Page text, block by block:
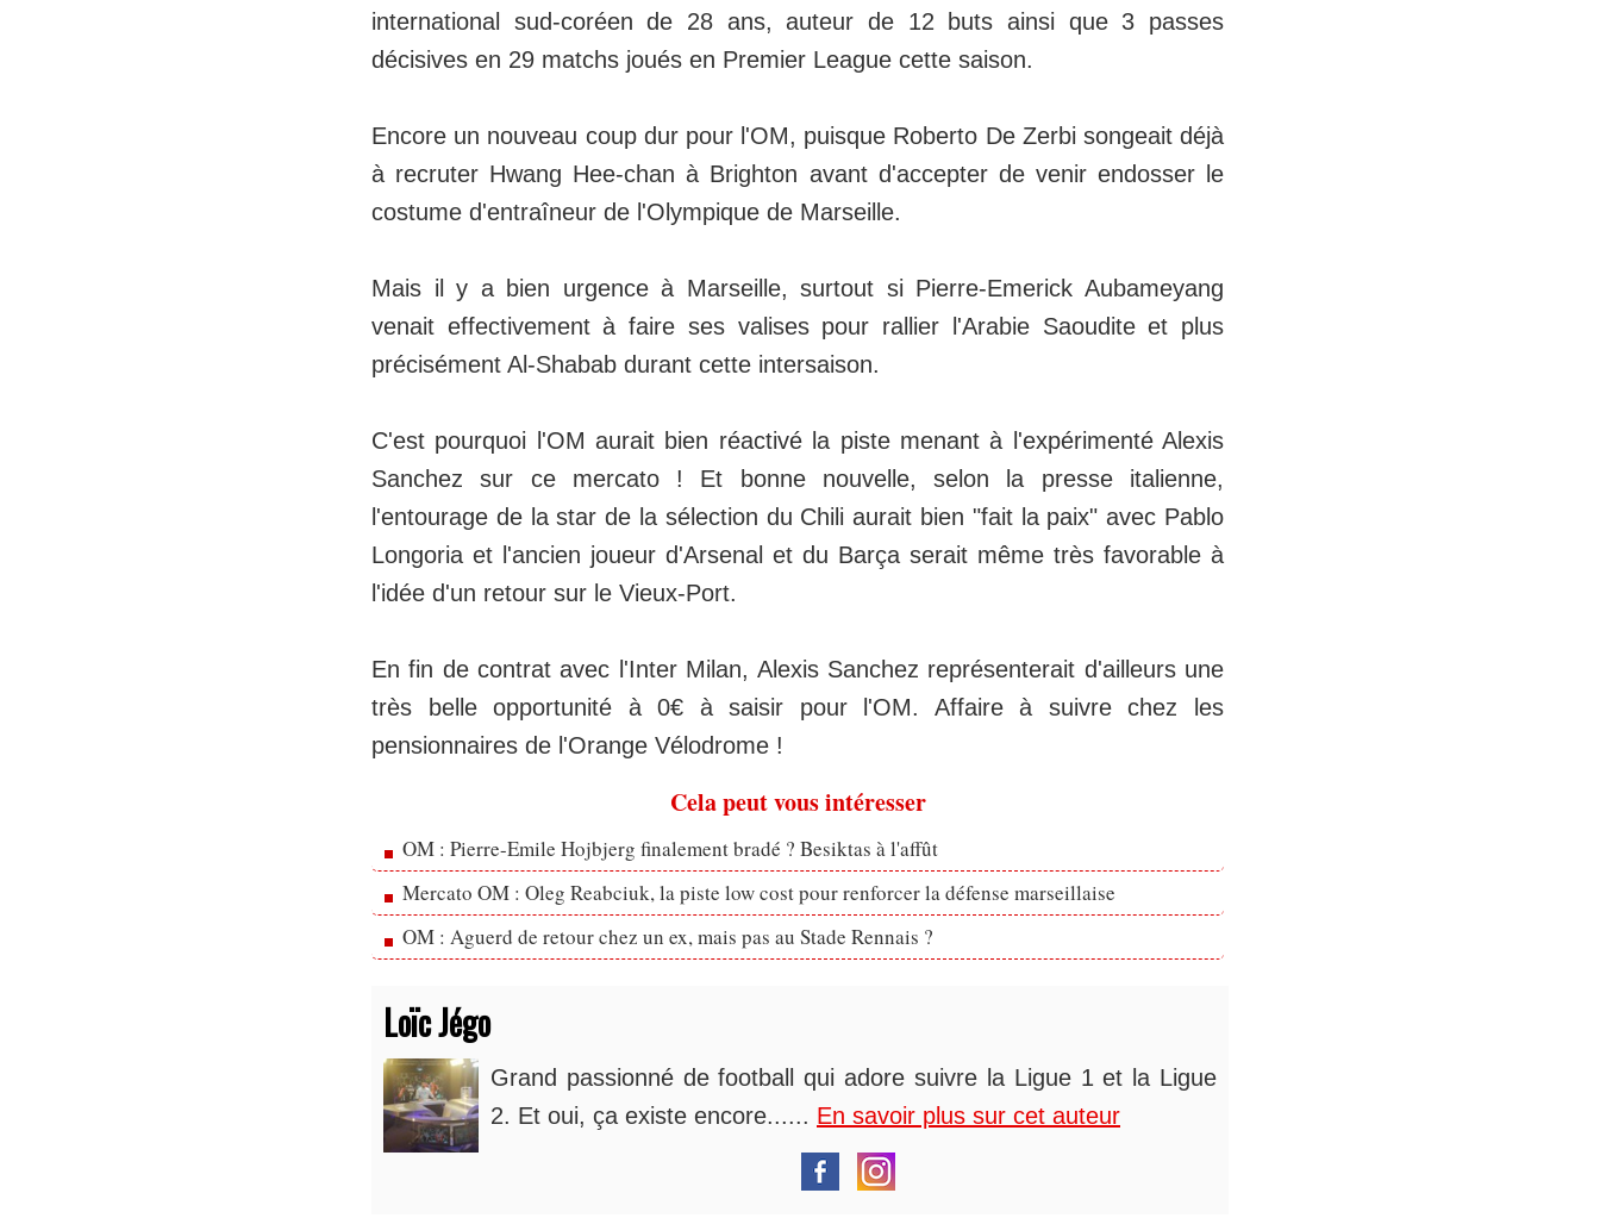
international sud-coréen de 28 ans, auteur de 12 buts ainsi que 3 passes
décisives en 29 matchs joués en Premier League cette saison.
Encore un nouveau coup dur pour l'OM, puisque Roberto De Zerbi songeait déjà
à recruter Hwang Hee-chan à Brighton avant d'accepter de venir endosser le
costume d'entraîneur de l'Olympique de Marseille.
Mais il y a bien urgence à Marseille, surtout si Pierre-Emerick Aubameyang
venait effectivement à faire ses valises pour rallier l'Arabie Saoudite et plus
précisément Al-Shabab durant cette intersaison.
C'est pourquoi l'OM aurait bien réactivé la piste menant à l'expérimenté Alexis
Sanchez sur ce mercato ! Et bonne nouvelle, selon la presse italienne,
l'entourage de la star de la sélection du Chili aurait bien "fait la paix" avec Pablo
Longoria et l'ancien joueur d'Arsenal et du Barça serait même très favorable à
l'idée d'un retour sur le Vieux-Port.
En fin de contrat avec l'Inter Milan, Alexis Sanchez représenterait d'ailleurs une
très belle opportunité à 0€ à saisir pour l'OM. Affaire à suivre chez les
pensionnaires de l'Orange Vélodrome !
Cela peut vous intéresser
OM : Pierre-Emile Hojbjerg finalement bradé ? Besiktas à l'affût
Mercato OM : Oleg Reabciuk, la piste low cost pour renforcer la défense marseillaise
OM : Aguerd de retour chez un ex, mais pas au Stade Rennais ?
Loïc Jégo
Grand passionné de football qui adore suivre la Ligue 1 et la Ligue
2. Et oui, ça existe encore...... En savoir plus sur cet auteur